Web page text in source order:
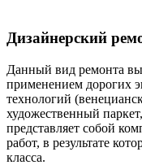
Дизайнерский
Данный вид ремонта
применением дорогих
технологий
художественный
представляет собой
работ, в результате
класса.